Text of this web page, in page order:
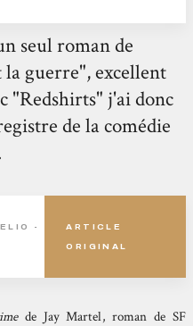
seul roman de
guerre", excellent
"Redshirts" j'ai donc
de la comédie
-
ARTICLE
ORIGINAL
de Jay Martel, roman de SF